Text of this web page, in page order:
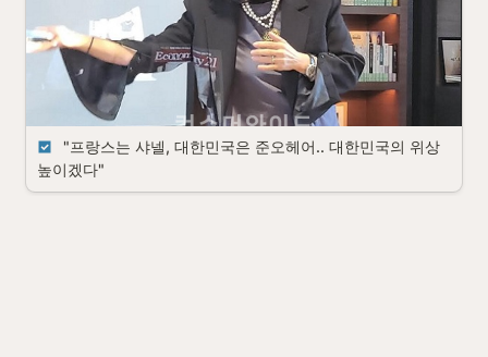
"프랑스는 샤넬, 대한민국은 준오헤어.. 대한민국의 위상
높이겠다"